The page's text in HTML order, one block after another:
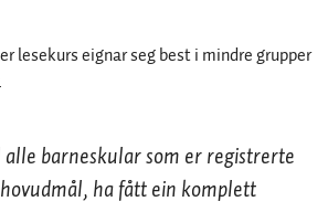
lesekurs eignar seg best i mindre grupper
alle barneskular som er registrerte
ha fått ein komplett